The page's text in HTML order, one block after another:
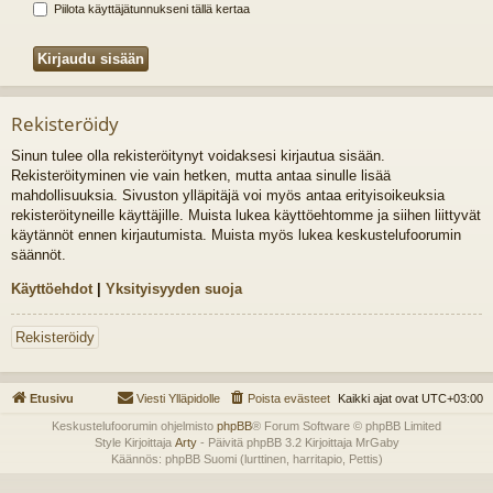
Piilota käyttäjätunnukseni tällä kertaa
Rekisteröidy
Sinun tulee olla rekisteröitynyt voidaksesi kirjautua sisään.
Rekisteröityminen vie vain hetken, mutta antaa sinulle lisää
mahdollisuuksia. Sivuston ylläpitäjä voi myös antaa erityisoikeuksia
rekisteröityneille käyttäjille. Muista lukea käyttöehtomme ja siihen liittyvät
käytännöt ennen kirjautumista. Muista myös lukea keskustelufoorumin
säännöt.
Käyttöehdot | Yksityisyyden suoja
Rekisteröidy
Etusivu Kaikki ajat ovat UTC+03:00
Poista evästeet
Viesti Ylläpidolle
Keskustelufoorumin ohjelmisto phpBB® Forum Software © phpBB Limited
Style Kirjoittaja Arty- Päivitä phpBB 3.2 Kirjoittaja MrGaby
Käännös: phpBB Suomi (lurttinen, harritapio, Pettis)